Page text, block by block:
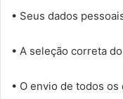
• Seus dados
• A seleção correta
• O envio de todos